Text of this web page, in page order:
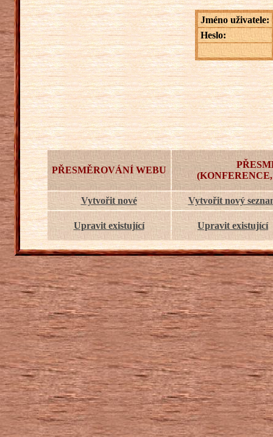
Jméno uživatele:
Heslo:
PŘESMĚROVÁNÍ WEBU
Vytvořit nové Vytvořit nový
Upravit existující Upravit existující